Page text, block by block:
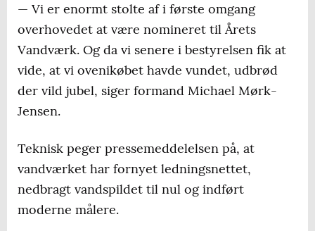
— Vi er enormt stolte af i første omgang
overhovedet at være nomineret til Årets
Vandværk. Og da vi senere i bestyrelsen fik at
vide, at vi ovenikøbet havde vundet, udbrød
der vild jubel, siger formand Michael Mørk-
Jensen.
Teknisk peger pressemeddelelsen på, at
vandværket har fornyet ledningsnettet,
nedbragt vandspildet til nul og indført
moderne målere.